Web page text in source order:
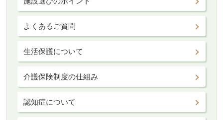
よくあるご質問
生活保護について
介護保険制度の仕組み
認知症について